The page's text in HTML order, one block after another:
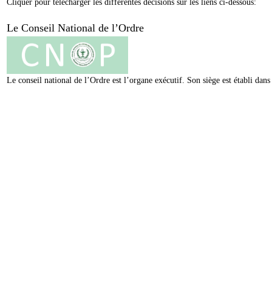
Cliquer pour télécharger les différentes décisions sur les liens ci-dessous:
Le Conseil National de l’Ordre
Le conseil national de l’Ordre est l’organe exécutif. Son siège est établi